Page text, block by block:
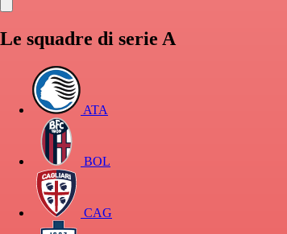
Le squadre di serie A
ATA
BOL
CAG